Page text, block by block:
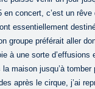
concert, c’est un
essentiellement
groupe préférait aller
à une sorte d’effusions
maison jusqu’à tomber
après le cirque, j’ai